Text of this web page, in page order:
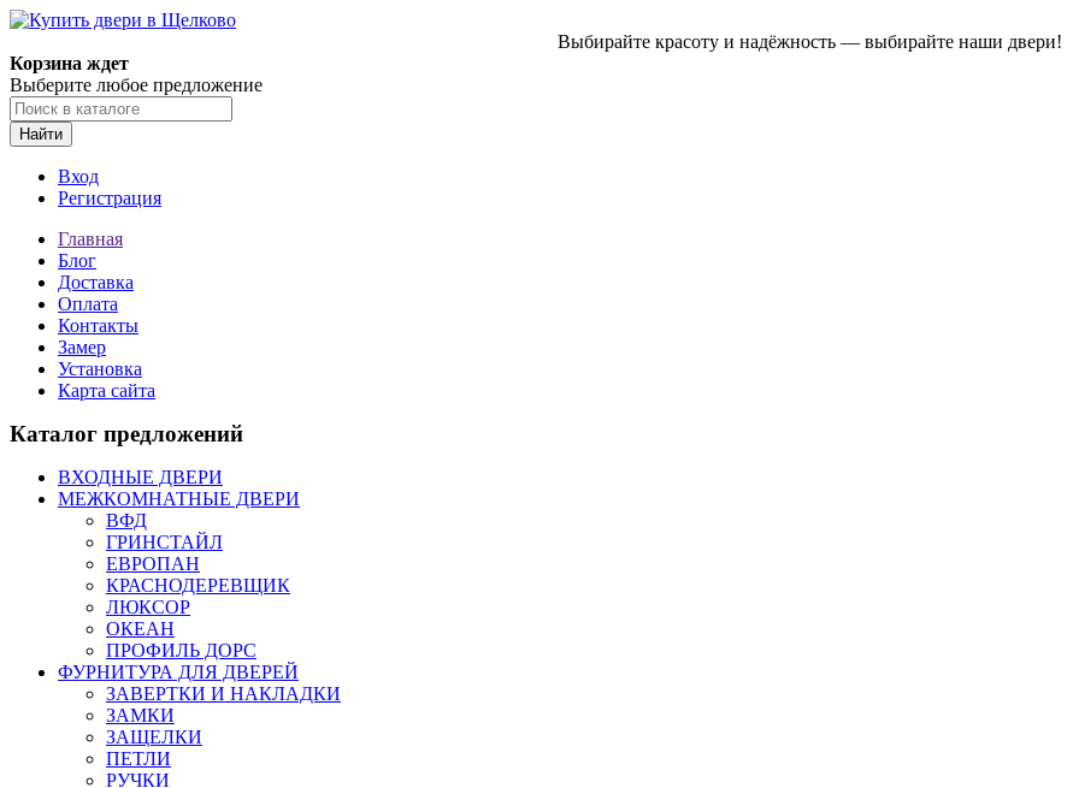
Выбирайте красоту и надёжность — выбирайте наши двери!
Корзина ждет
Выберите любое предложение
Найти
Вход
Регистрация
Главная
Блог
Доставка
Оплата
Контакты
Замер
Установка
Карта сайта
Каталог предложений
ВХОДНЫЕ ДВЕРИ
МЕЖКОМНАТНЫЕ ДВЕРИ
ВФД
ГРИНСТАЙЛ
ЕВРОПАН
КРАСНОДЕРЕВЩИК
ЛЮКСОР
ОКЕАН
ПРОФИЛЬ ДОРС
ФУРНИТУРА ДЛЯ ДВЕРЕЙ
ЗАВЕРТКИ И НАКЛАДКИ
ЗАМКИ
ЗАЩЕЛКИ
ПЕТЛИ
РУЧКИ